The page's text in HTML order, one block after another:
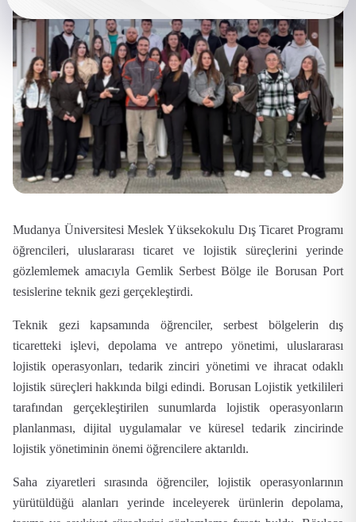
Mudanya Üniversitesi Meslek Yüksekokulu Dış Ticaret Programı
öğrencileri, uluslararası ticaret ve lojistik süreçlerini yerinde
gözlemlemek amacıyla Gemlik Serbest Bölge ile Borusan Port
tesislerine teknik gezi gerçekleştirdi.
Teknik gezi kapsamında öğrenciler, serbest bölgelerin dış
ticaretteki işlevi, depolama ve antrepo yönetimi, uluslararası
lojistik operasyonları, tedarik zinciri yönetimi ve ihracat odaklı
lojistik süreçleri hakkında bilgi edindi. Borusan Lojistik yetkilileri
tarafından gerçekleştirilen sunumlarda lojistik operasyonların
planlanması, dijital uygulamalar ve küresel tedarik zincirinde
lojistik yönetiminin önemi öğrencilere aktarıldı.
Saha ziyaretleri sırasında öğrenciler, lojistik operasyonlarının
yürütüldüğü alanları yerinde inceleyerek ürünlerin depolama,